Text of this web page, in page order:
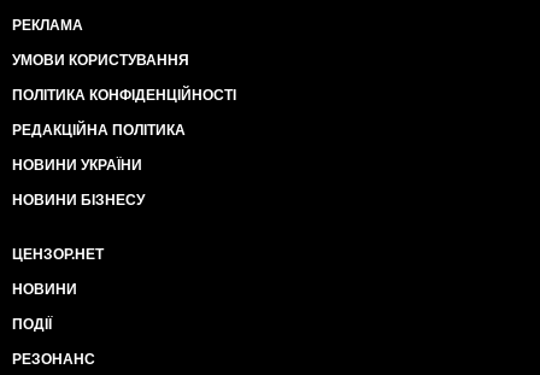
РЕКЛАМА
УМОВИ КОРИСТУВАННЯ
ПОЛІТИКА КОНФІДЕНЦІЙНОСТІ
РЕДАКЦІЙНА ПОЛІТИКА
НОВИНИ УКРАЇНИ
НОВИНИ БІЗНЕСУ
ЦЕНЗОР.НЕТ
НОВИНИ
ПОДІЇ
РЕЗОНАНС